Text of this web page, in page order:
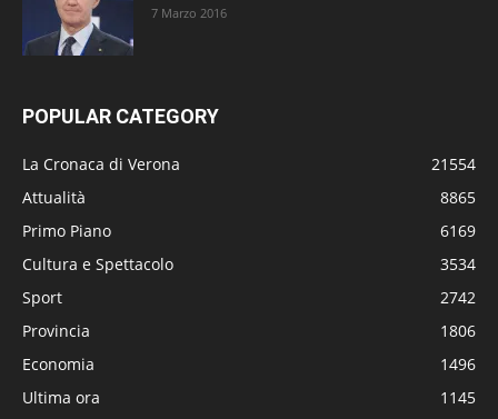
7 Marzo 2016
POPULAR CATEGORY
La Cronaca di Verona
21554
Attualità
8865
Primo Piano
6169
Cultura e Spettacolo
3534
Sport
2742
Provincia
1806
Economia
1496
Ultima ora
1145